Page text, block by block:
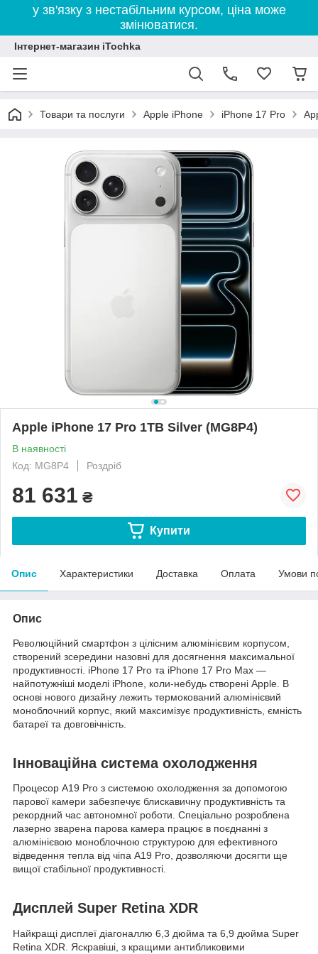
у зв'язку з нестабільним курсом, ціна може
змінюватися.
Інтернет-магазин iTochka
Товари та послуги Apple iPhone iPhone 17 Pro
Apple iPhone 17 Pro 1TB Silver (MG8P4)
В наявності
Код: MG8P4
Роздріб
81 631 ₴
Купити
Опис Характеристики Доставка Оплата Умови
Опис
Революційний смартфон з цілісним алюмінієвим корпусом,
створений зсередини назовні для досягнення максимальної
продуктивності. iPhone 17 Pro та iPhone 17 Pro Max —
найпотужніші моделі iPhone, коли-небудь створені Apple. В
основі нового дизайну лежить термокований алюмінієвий
моноблочний корпус, який максимізує продуктивність, ємність
батареї та довговічність.
Інноваційна система охолодження
Процесор A19 Pro з системою охолодження за допомогою
парової камери забезпечує блискавичну продуктивність та
рекордний час автономної роботи. Спеціально розроблена
лазерно зварена парова камера працює в поєднанні з
алюмінієвою моноблочною структурою для ефективного
відведення тепла від чіпа A19 Pro, дозволяючи досягти ще
вищої стабільної продуктивності.
Дисплей Super Retina XDR
Найкращі дисплеї діагоналлю 6,3 дюйма та 6,9 дюйма Super
Retina XDR. Яскравіші, з кращими антибликовими